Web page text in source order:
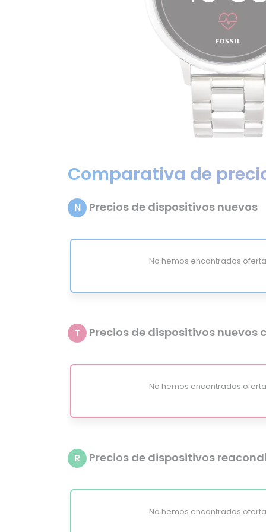
Comparativa de
N Precios de dispositivos nuevos
No hemos encontrados
T Precios de dispositivos nuevos
No hemos encontrados
R Precios de dispositivos
No hemos encontrados